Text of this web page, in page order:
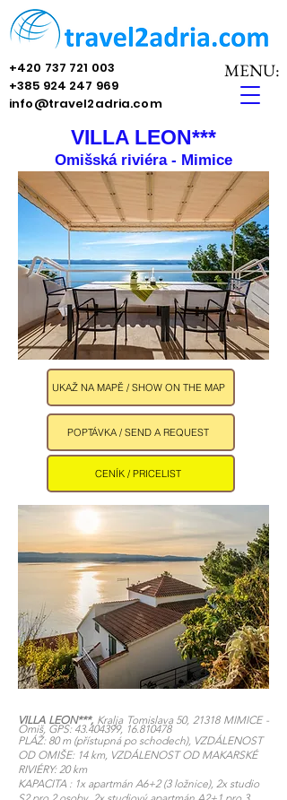
MENU:
+420 737 721 003
+385 924 247 969
info@travel2adria.com
VILLA LEON***
Omišská riviéra - Mimice
UKAŽ NA MAPĚ / SHOW ON THE MAP
POPTÁVKA / SEND A REQUEST
CENÍK / PRICELIST
VILLA LEON***,Kralja Tomislava 50, 21318 MIMICE -
Omiš, GPS: 43.404399, 16.810478
PLÁŽ: 80 m (přístupná po schodech), VZDÁLENOST
OD OMIŠE: 14 km, VZDÁLENOST OD MAKARSKÉ
RIVIÉRY: 20 km
KAPACITA : 1x apartmán A6+2 (3 ložnice), 2x studio